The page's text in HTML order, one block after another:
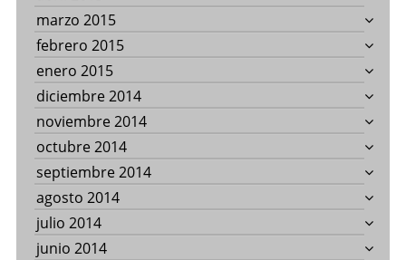
marzo 2015
febrero 2015
enero 2015
diciembre 2014
noviembre 2014
octubre 2014
septiembre 2014
agosto 2014
julio 2014
junio 2014